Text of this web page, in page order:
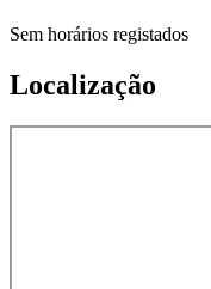
Sem horários registados
Localização